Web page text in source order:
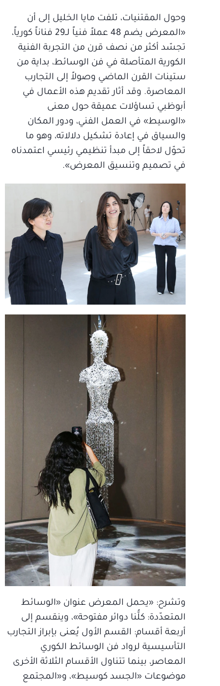
وحول المقتنيات، تلفت مايا الخليل إلى أن
«المعرض يضم 48 عملاً فنياً لــ29 فناناً كورياً،
تجسّد أكثر من نصف قرن من التجربة الفنية
الكورية المتأصلة في فن الوسائط، بداية من
ستينات القرن الماضي وصولاً إلى التجارب
المعاصرة. وقد أثار تقديم هذه الأعمال في
أبوظبي تساؤلات عميقة حول معنى
«الوسيط» في العمل الفني، ودور المكان
والسياق في إعادة تشكيل دلالاته، وهو ما
تحوّل لاحقاً إلى مبدأ تنظيمي رئيسي اعتمدناه
في تصميم وتنسيق المعرض».
وتشرح: «يحمل المعرض عنوان «الوسائط
المتعدّدة: كلُّنا دوائر مفتوحة»، وينقسم إلى
أربعة أقسام: القسم الأول يُعنى بإبراز التجارب
التأسيسية لرواد فن الوسائط الكوري
المعاصر، بينما تتناول الأقسام الثلاثة الأخرى
موضوعات «الجسد كوسيط»، و«المجتمع